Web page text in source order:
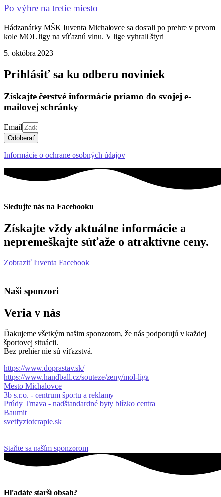
Po výhre na tretie miesto
Hádzanárky MŠK Iuventa Michalovce sa dostali po prehre v prvom
kole MOL ligy na víťaznú vlnu. V lige vyhrali štyri
5. októbra 2023
Prihlásiť sa ku odberu noviniek
Získajte čerstvé informácie priamo do svojej e-
mailovej schránky
Email
Odoberať
Informácie o ochrane osobných údajov
Sledujte nás na Facebooku
Získajte vždy aktuálne informácie a
nepremeškajte súťaže o atraktívne ceny.
Zobraziť Iuventa Facebook
Naši sponzori
Veria v nás
Ďakujeme všetkým našim sponzorom, že nás podporujú v každej
športovej situácii.
Bez prehier nie sú víťazstvá.
https://www.doprastav.sk/
https://www.handball.cz/souteze/zeny/mol-liga
Mesto Michalovce
3b s.r.o. - centrum športu a reklamy
Prúdy Trnava - nadštandardné byty blízko centra
Baumit
svetfyzioterapie.sk
Staňte sa naším sponzorom
Hľadáte starší obsah?